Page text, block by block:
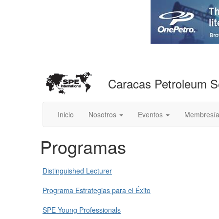
Caracas Petroleum
Inicio Nosotros Eventos
Programas
Distinguished Lecturer
Programa Estrategias para el Éxito
SPE Young Professionals